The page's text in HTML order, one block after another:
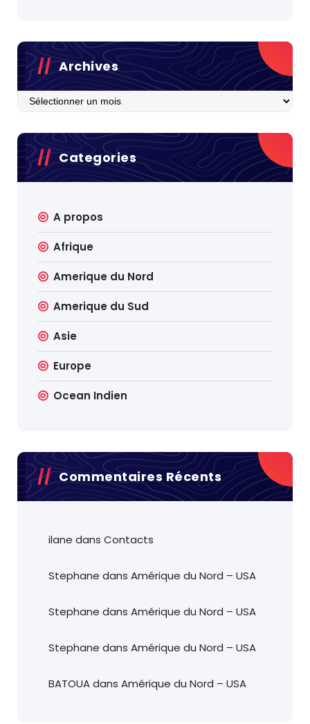
Archives
Archives
Categories
A propos
Afrique
Amerique du Nord
Amerique du Sud
Asie
Europe
Ocean Indien
Commentaires Récents
ilane dans Contacts
Stephane dans Amérique du Nord – USA
Stephane dans Amérique du Nord – USA
Stephane dans Amérique du Nord – USA
BATOUAdans Amérique du Nord – USA